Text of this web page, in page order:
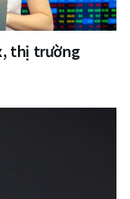
thị trường